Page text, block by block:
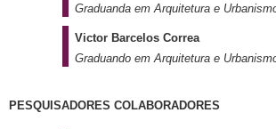
Graduanda em Arquitetura e
Victor Barcelos Correa
Graduando em Arquitetura e
PESQUISADORES COLABORADORES